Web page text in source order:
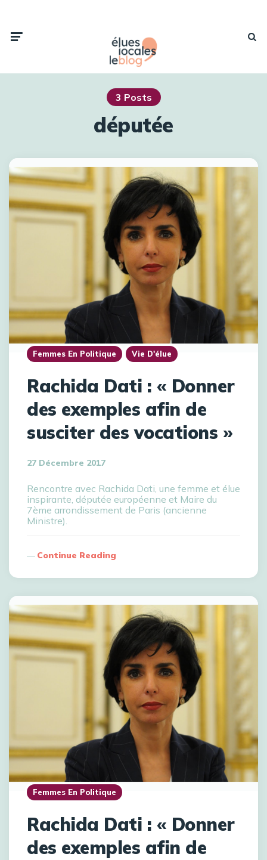
3 Posts
députée
Femmes En Politique Vie D'élue
Rachida Dati : « Donner
des exemples afin de
susciter des vocations »
27 Décembre 2017
Rencontre avec Rachida Dati, une femme et élue
inspirante, députée européenne et Maire du
7ème arrondissement de Paris (ancienne
Ministre).
Continue Reading
Femmes En Politique
Rachida Dati : « Donner
des exemples afin de